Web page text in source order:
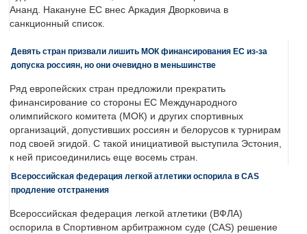
Ананд. Накануне ЕС внес Аркадия Дворковича в
санкционный список.
Девять стран призвали лишить МОК финансирования ЕС из-за
допуска россиян, но они очевидно в меньшинстве
Ряд европейских стран предложили прекратить
финансирование со стороны ЕС Международного
олимпийского комитета (МОК) и других спортивных
организаций, допустивших россиян и белорусов к турнирам
под своей эгидой. С такой инициативой выступила Эстония,
к ней присоединились еще восемь стран.
Всероссийская федерация легкой атлетики оспорила в CAS
продление отстранения
Всероссийская федерация легкой атлетики (ВФЛА)
оспорила в Спортивном арбитражном суде (CAS) решение